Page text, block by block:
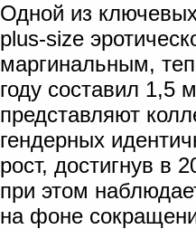
Одной из
plus-size
маргинальным,
году составил
представляют
гендерных
рост, достигнув в
при этом
на фоне